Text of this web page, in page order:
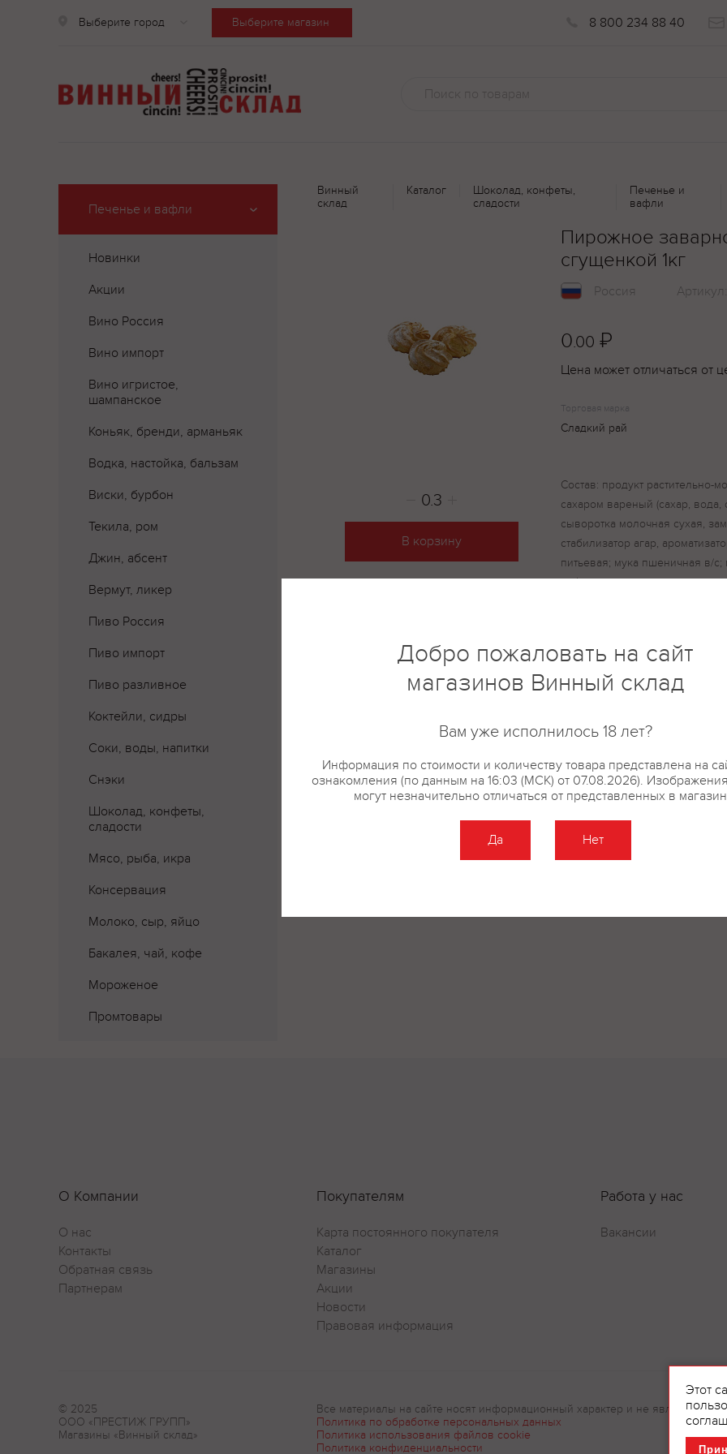
Выберите город Выберите магазин 8 800 234 88 40
Печенье и вафли
Новинки
Акции
Вино Россия
Вино импорт
Вино игристое,
шампанское
Коньяк, бренди, арманьяк
Водка, настойка, бальзам
Виски, бурбон
Текила, ром
Джин, абсент
Вермут, ликер
Пиво Россия
Пиво импорт
Пиво разливное
Коктейли, сидры
Соки, воды, напитки
Снэки
Шоколад, конфеты,
сладости
Мясо, рыба, икра
Консервация
Молоко, сыр, яйцо
Бакалея, чай, кофе
Мороженое
Промтовары
Винный
склад
Каталог
Шоколад, конфеты,
сладости
Печенье и
вафли
В корзину
Пирожное
сгущенкой 1кг
Россия Артикул:
0.00 ₽
Цена может отличаться от
Торговая марка
Сладкий рай
Состав: продукт
сахаром вареный (сахар,
сыворотка молочная сухая,
стабилизатор агар,
питьевая; мука пшеничная в/с;
рафинированные
переэтерифицированные,
полиглицеридов и жирных
токоферол, консервант
лимонная кислота,
аннато); влагоудерживающий
консерванты: сорбиновая
разрыхлители: пирофасфат
регулятор кислотности
Описание Отзывы
О Компании
О нас
Контакты
Обратная связь
Партнерам
Покупателям
Карта постоянного покупателя
Каталог
Магазины
Акции
Новости
Правовая информация
Работа у нас
Вакансии
© 2025
ООО «ПРЕСТИЖ ГРУПП»
Магазины «Винный склад»
Все материалы на сайте носят информационный характер и не являются
Политика по обработке персональных данных
Политика использования файлов cookie
Политика конфиденциальности
Этот
Добро пожаловать на сайт
магазинов Винный склад
Вам уже исполнилось 18 лет?
Информация по стоимости и количеству товара представлена на
ознакомления (по данным на 16:03 (МСК) от 07.08.2026).
могут незначительно отличаться от представленных в
Да Нет